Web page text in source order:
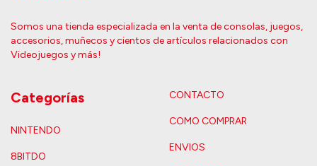
Somos una tienda especializada en la venta de consolas, juegos,
accesorios, muñecos y cientos de artículos relacionados con
Videojuegos y más!
Categorías
NINTENDO
8BITDO
CONTACTO
COMO COMPRAR
ENVIOS